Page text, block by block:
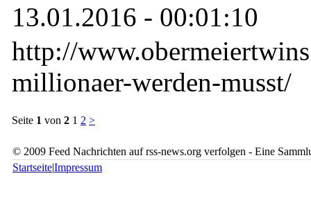
13.01.2016 - 00:01:10
http://
millionaer-werden-musst/
Seite 1 von 2 1 2 >
© 2009 Feed Nachrichten auf rss-news.org verfolgen - Eine
Startseite|Impressum